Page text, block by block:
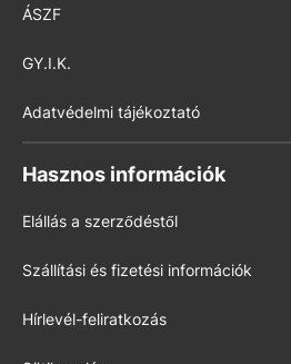
ÁSZF
GY.I.K.
Adatvédelmi tájékoztató
Hasznos információk
Elállás a szerződéstől
Szállítási és fizetési információk
Hírlevél-feliratkozás